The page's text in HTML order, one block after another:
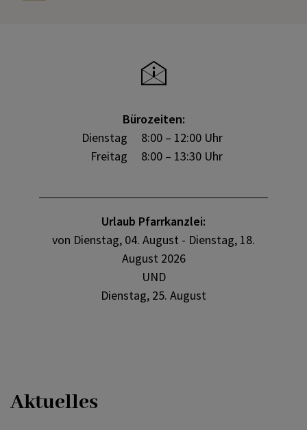
Bürozeiten:
Dienstag
8:00 – 12:00 Uhr
Freitag
8:00 – 13:30 Uhr
Urlaub Pfarrkanzlei:
von Dienstag, 04. August - Dienstag, 18.
August 2026
UND
Dienstag, 25. August
Aktuelles